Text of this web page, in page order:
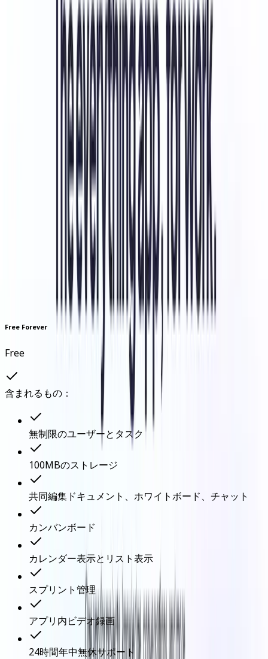
自動計画とコンテンツ作成のためのClickUp AI
内蔵の時間追跡およびレポート機能
リアルタイムのドキュメント共同作業とホワイトボー
高度な自動化およびワークフロー管理
人気ツールとの1,000以上の連携
iOSおよびAndroid向けのモバイルアプリ
カスタムフィールドおよび高度な権限設定
目標追跡およびダッシュボード分析
ClickUpの料金
Free Forever
Free
含まれるもの：
無制限のユーザーとタスク
100MBのストレージ
共同編集ドキュメント、ホワイトボード、チャット
カンバンボード
カレンダー表示とリスト表示
スプリント管理
アプリ内ビデオ録画
24時間年中無休サポート